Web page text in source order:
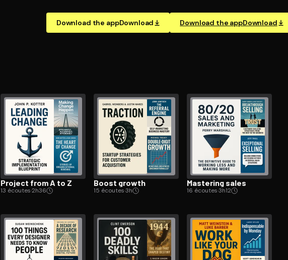
Download the appDownload Download the appDownload
Project from A to Z
13 écoutes·2h36
Boost growth
15 écoutes·3h
Mastering sales
16 écoutes·3h12